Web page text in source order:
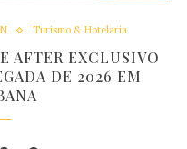
Turismo & Hotelaria
AFTER EXCLUSIVO
DE 2026 EM